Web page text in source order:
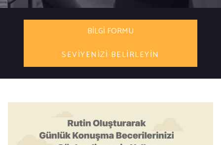
BILGI FORMU
SEVIYENIZI BELIRLEYIN